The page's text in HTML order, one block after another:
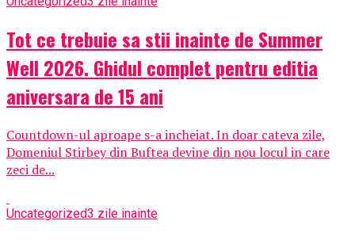
Tot ce trebuie sa stii inainte de Summer
Well 2026. Ghidul complet pentru editia
aniversara de 15 ani
Countdown-ul aproape s-a incheiat. In doar cateva zile,
Domeniul Stirbey din Buftea devine din nou locul in care
zeci de...
Uncategorized3 zile inainte